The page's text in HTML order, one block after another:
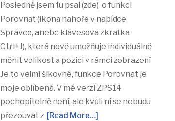
Posledně jsem tu psal (zde) o funkci
Porovnat (ikona nahoře v nabídce
Správce, anebo klávesová zkratka
Ctrl+J), která nově umožňuje individuálně
měnit velikost a pozici v rámci zobrazení
Je to velmi šikovné, funkce Porovnat je
moje oblíbená. V mé verzi ZPS14
pochopitelně není, ale kvůli ní se nebudu
přezouvat z [Read More…]